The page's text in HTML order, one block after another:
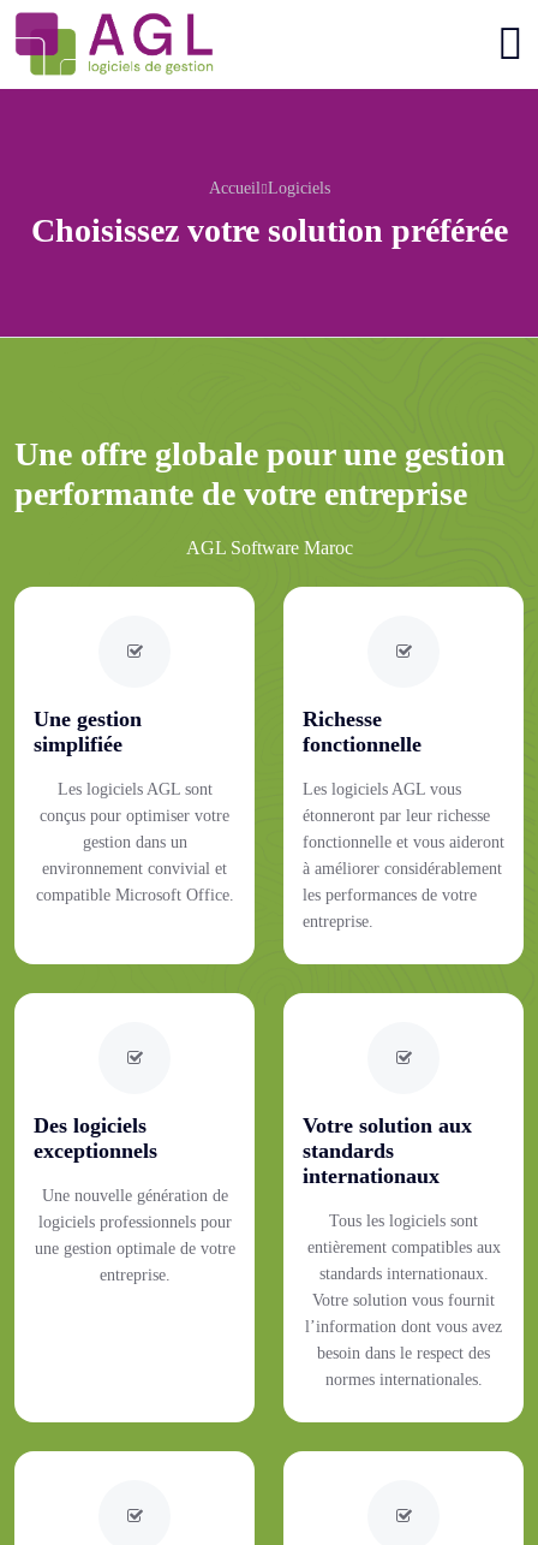
Accueil Logiciels
Choisissez votre solution préférée
Une offre globale pour une gestion
performante de votre entreprise
AGL Software Maroc
Une gestion
simplifiée
Les logiciels AGL sont
conçus pour optimiser votre
gestion dans un
environnement convivial et
compatible Microsoft Office.
Richesse
fonctionnelle
Les logiciels AGL vous
étonneront par leur richesse
fonctionnelle et vous aideront
à améliorer considérablement
les performances de votre
entreprise.
Des logiciels
exceptionnels
Une nouvelle génération de
logiciels professionnels pour
une gestion optimale de votre
entreprise.
Votre solution aux
standards
internationaux
Tous les logiciels sont
entièrement compatibles aux
standards internationaux.
Votre solution vous fournit
l’information dont vous avez
besoin dans le respect des
normes internationales.